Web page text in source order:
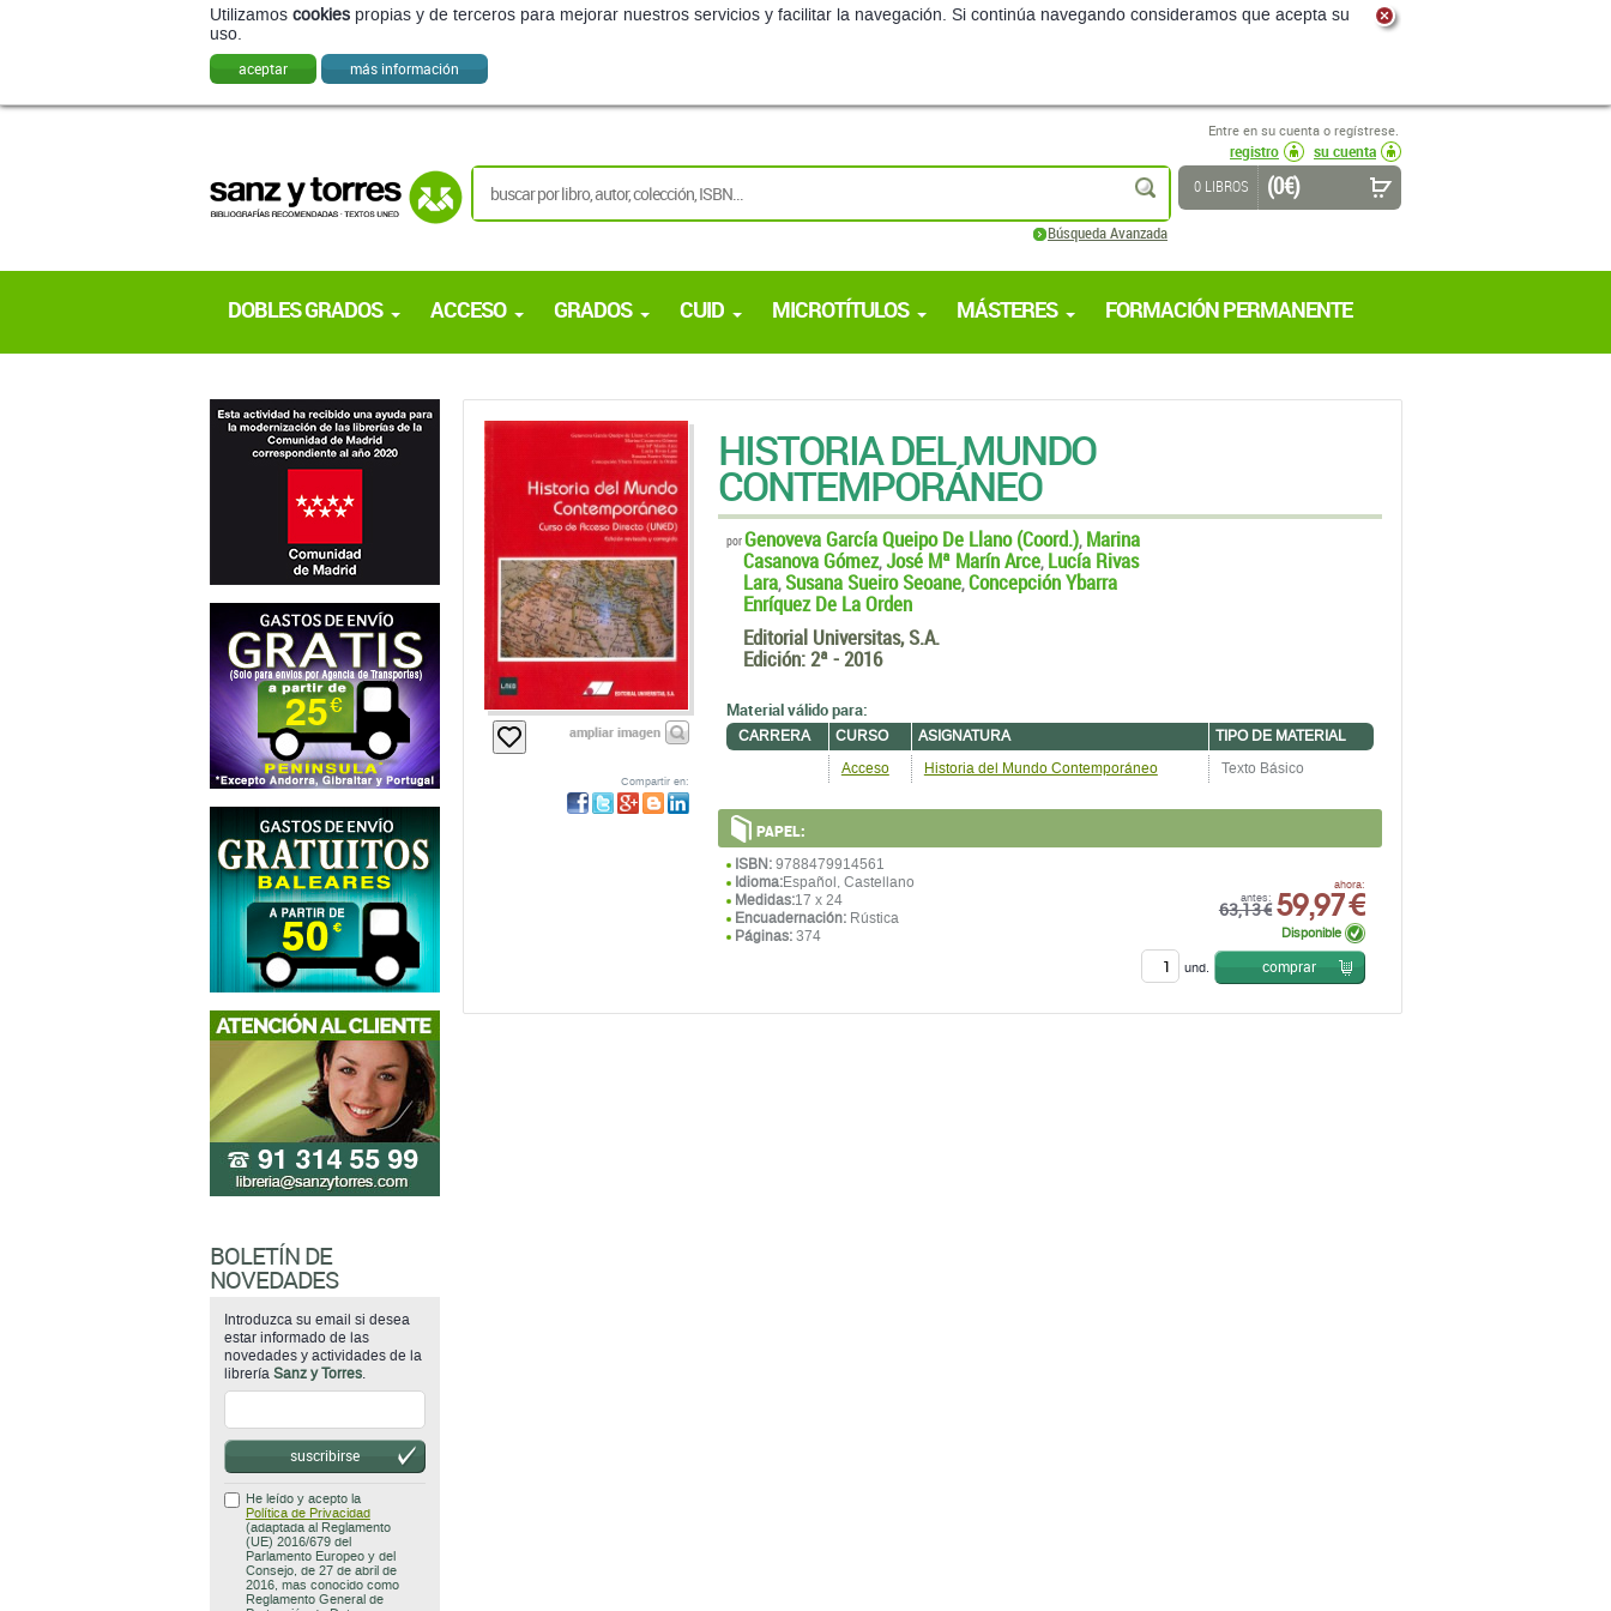
Utilizamos cookies propias y de terceros para mejorar nuestros servicios y facilitar la navegación. Si continúa navegando consideramos que acepta su
uso.
aceptar más información
Entre en su cuenta o regístrese.
registro
su cuenta
buscar
Búsqueda Avanzada
0 LIBROS (0 €)
DOBLES GRADOS ACCESO GRADOS CUID MICROTÍTULOS MÁSTERES FORMACIÓN PERMANENTE
HISTORIA DEL MUNDO
CONTEMPORÁNEO
ampliar imagen
Compartir en:
porGenoveva García Queipo De Llano (Coord.), Marina
Casanova Gómez,José Mª Marín Arce, Lucía Rivas
Lara, Susana Sueiro Seoane,Concepción Ybarra
Enríquez De La Orden
Editorial Universitas, S.A.
Edición:2ª - 2016
Material válido para:
CARRERA CURSO ASIGNATURA
TIPO DE MATERIAL
Acceso
Historia del Mundo Contemporáneo Texto Básico
PAPEL:
ISBN:9788479914561
Idioma:Español, Castellano
Medidas:17 x 24
Encuadernación:Rústica
Páginas:374
antes:
63,13 €
ahora:
59,97 €
Disponible
und. comprar
BOLETÍN DE
NOVEDADES
Introduzca su email si desea
estar informado de las
novedades y actividades de la
librería Sanz y Torres.
suscribirse
He leído y acepto la
Política de Privacidad
(adaptada al Reglamento
(UE) 2016/679 del
Parlamento Europeo y del
Consejo, de 27 de abril de
2016, mas conocido como
Reglamento General de